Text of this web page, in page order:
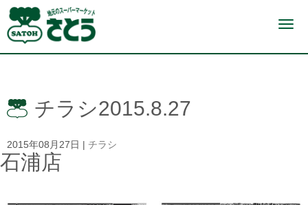
N
i
チラシ2015.8.27
2015年08月27日 チラシ
石浦店